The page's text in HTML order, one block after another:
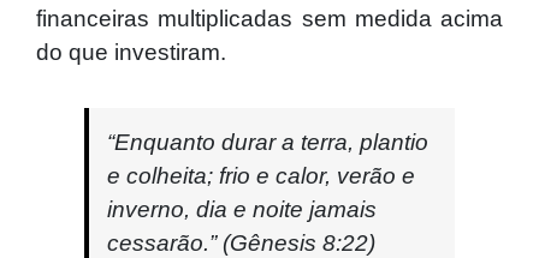
financeiras multiplicadas sem medida acima
do que investiram.
“Enquanto durar a terra, plantio
e colheita; frio e calor, verão e
inverno, dia e noite jamais
cessarão.” (Gênesis 8:22)